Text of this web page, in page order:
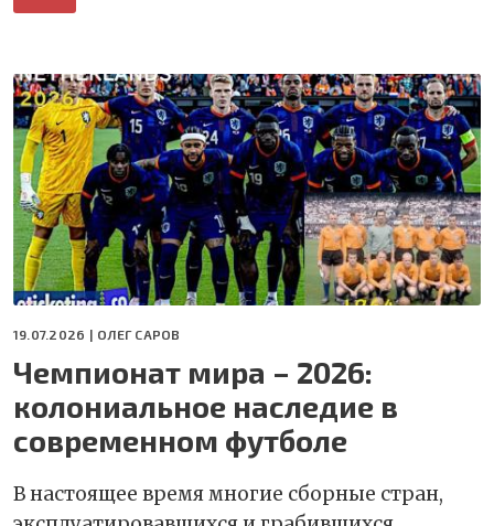
19.07.2026 | ОЛЕГ САРОВ
Чемпионат мира – 2026:
колониальное наследие в
современном футболе
В настоящее время многие сборные стран,